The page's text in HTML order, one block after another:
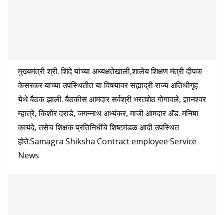
मुख्यमंत्री श्री. शिंदे यांच्या अध्यक्षतेखाली,शालेय शिक्षण मंत्री दीपक
केसरकर यांच्या उपस्थितीत या विषयावर सह्याद्री राज्य अतिथीगृह
येथे बैठक झाली. बैठकीस आमदार सर्वश्री भरतशेठ गोगावले, ज्ञानश्वर
म्हात्रे, किशोर दराडे, जगन्नाथ अभ्यंकर, माजी आमदार ॲड. मनिषा
कायंदे, तसेच शिक्षक प्रतिनिधींचे शिष्टमंडळ आदी उपस्थित
होते.Samagra Shiksha Contract employee Service
News